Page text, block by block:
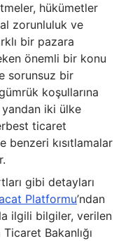
hükümetler
zorunluluk ve
bir pazara
önemli bir konu
sorunsuz bir
koşullarına
iki ülke
ticaret
benzeri kısıtlamalar
gibi detayları
Platformu’ndan
ilgili bilgiler, verilen
Bakanlığı